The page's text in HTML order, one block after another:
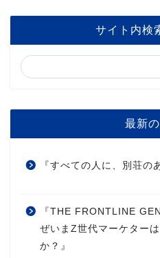
サイト内検
最新
『すべての人に、別荘の
『THE FRONTLINE
ぜいまZ世代マーケター
か？』